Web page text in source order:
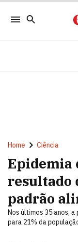
Home Ciência
Epidemia
resultado
padrão
Nos últimos 35 anos,
para 21% da